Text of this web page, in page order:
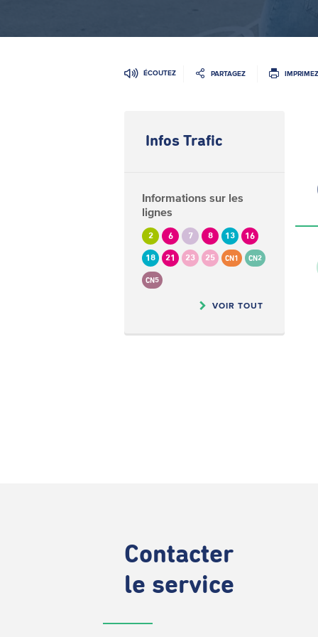
ÉCOUTEZ PARTAGEZ IMPRIMEZ
Infos Trafic
Informations sur les
lignes
2 6 7 8 13 16
18 21 23 25 CN1 CN2
CN5
VOIR TOUT
Contacter
le service